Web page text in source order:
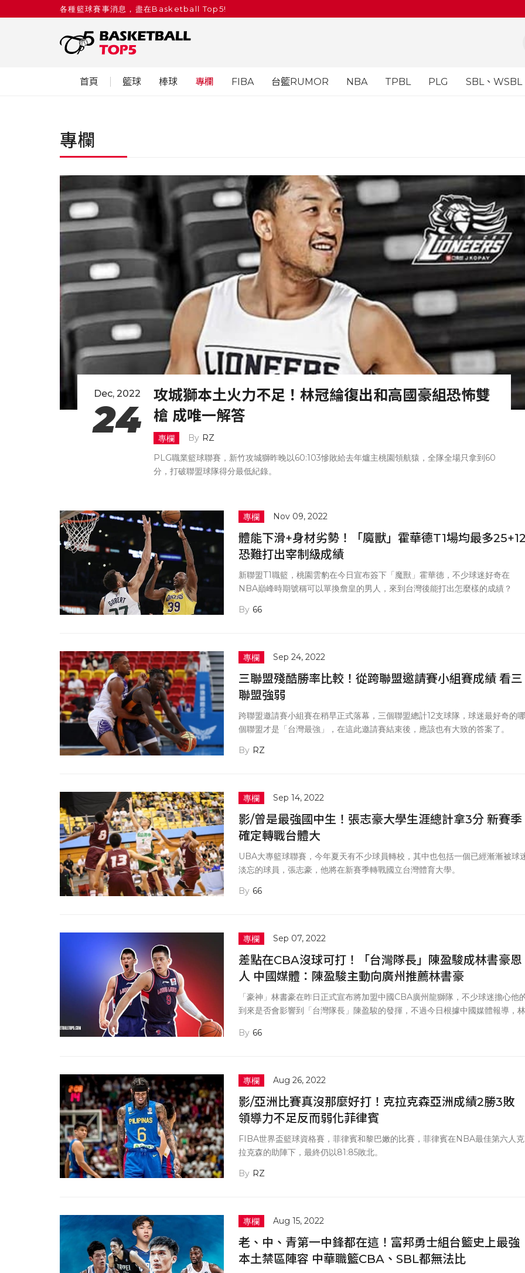
各種籃球賽事消息，盡在Basketball Top5!
首頁 籃球 棒球 專欄 FIBA 台籃RUMOR NBA TPBL PLG SBL、WSBL
專欄
Dec, 2022
24 專欄 RZ
攻城獅本土火力不足！林冠綸復出和高國豪組恐怖雙
槍 成唯一解答
PLG職業籃球聯賽，新竹攻城獅昨晚以60:103慘敗給去年爐主桃園領航猿，全隊全場只拿到60
分，打破聯盟球隊得分最低紀錄。
專欄 Nov 09, 2022
體能下滑+身材劣勢！「魔獸」霍華德T1場均最多
恐難打出宰制級成績
新聯盟T1職籃，桃園雲豹在今日宣布簽下「魔獸」霍華德，不少球迷好奇在
NBA巔峰時期號稱可以單換詹皇的男人，來到台灣後能打出怎麼樣的成績？
66
專欄 Sep 24, 2022
三聯盟殘酷勝率比較！從跨聯盟邀請賽小組賽成績 看三
聯盟強弱
跨聯盟邀請賽小組賽在稍早正式落幕，三個聯盟總計12支球隊，球迷最好奇的哪
個聯盟才是「台灣最強」，在這此邀請賽結束後，應該也有大致的答案了。
RZ
專欄 Sep 14, 2022
影/曾是最強國中生！張志豪大學生涯總計拿3分 新賽季
確定轉戰台體大
UBA大專籃球聯賽，今年夏天有不少球員轉校，其中也包括一個已經漸漸被球
淡忘的球員，張志豪，他將在新賽季轉戰國立台灣體育大學。
66
專欄 Sep 07, 2022
差點在CBA沒球可打！「台灣隊長」陳盈駿成林書豪恩
人 中國媒體：陳盈駿主動向廣州推薦林書豪
「豪神」林書豪在昨日正式宣布將加盟中國CBA廣州龍獅隊，不少球迷擔心他
到來是否會影響到「台灣隊長」陳盈駿的發揮，不過今日根據中國媒體報導，林
66
專欄 Aug 26, 2022
影/亞洲比賽真沒那麼好打！克拉克森亞洲成績2勝3敗
領導力不足反而弱化菲律賓
FIBA世界盃籃球資格賽，菲律賓和黎巴嫩的比賽，菲律賓在NBA最佳第六人克
拉克森的助陣下，最終仍以81:85敗北。
RZ
專欄 Aug 15, 2022
老、中、青第一中鋒都在這！富邦勇士組台籃史上最強
本土禁區陣容 中華職籃CBA、SBL都無法比